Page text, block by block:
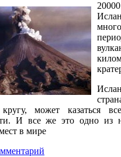
кругу, может казаться
И все же это одно из
в мире